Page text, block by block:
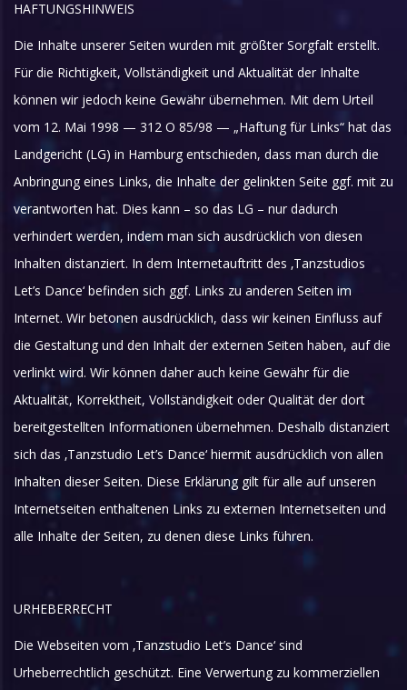
HAFTUNGSHINWEIS
Die Inhalte unserer Seiten wurden mit größter Sorgfalt erstellt.
Für die Richtigkeit, Vollständigkeit und Aktualität der Inhalte
können wir jedoch keine Gewähr übernehmen. Mit dem Urteil
vom 12. Mai 1998 — 312 O 85/98 — „Haftung für Links“ hat das
Landgericht (LG) in Hamburg entschieden, dass man durch die
Anbringung eines Links, die Inhalte der gelinkten Seite ggf. mit zu
verantworten hat. Dies kann – so das LG – nur dadurch
verhindert werden, indem man sich ausdrücklich von diesen
Inhalten distanziert. In dem Internetauftritt des ‚Tanzstudios
Let’s Dance‘ befinden sich ggf. Links zu anderen Seiten im
Internet. Wir betonen ausdrücklich, dass wir keinen Einfluss auf
die Gestaltung und den Inhalt der externen Seiten haben, auf die
verlinkt wird. Wir können daher auch keine Gewähr für die
Aktualität, Korrektheit, Vollständigkeit oder Qualität der dort
bereitgestellten Informationen übernehmen. Deshalb distanziert
sich das ‚Tanzstudio Let’s Dance‘ hiermit ausdrücklich von allen
Inhalten dieser Seiten. Diese Erklärung gilt für alle auf unseren
Internetseiten enthaltenen Links zu externen Internetseiten und
alle Inhalte der Seiten, zu denen diese Links führen.
URHEBERRECHT
Die Webseiten vom ‚Tanzstudio Let’s Dance‘ sind
Urheberrechtlich geschützt. Eine Verwertung zu kommerziellen